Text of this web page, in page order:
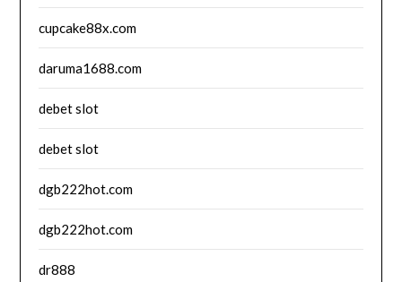
cupcake88x.com
daruma1688.com
debet slot
debet slot
dgb222hot.com
dgb222hot.com
dr888